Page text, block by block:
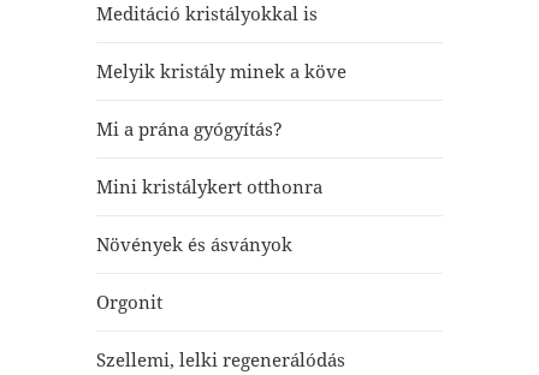
Meditáció kristályokkal is
Melyik kristály minek a köve
Mi a prána gyógyítás?
Mini kristálykert otthonra
Növények és ásványok
Orgonit
Szellemi, lelki regenerálódás